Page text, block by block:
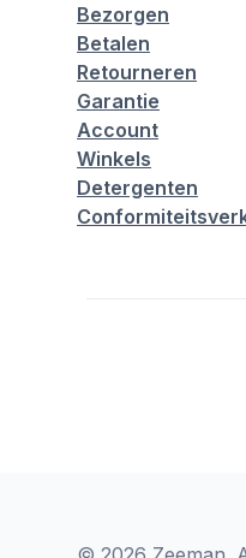
Bezorgen
Betalen
Retourneren
Garantie
Account
Winkels
Detergenten